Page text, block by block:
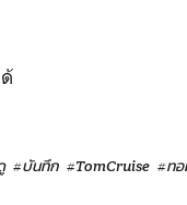
#บันทึก #TomCruise #ท